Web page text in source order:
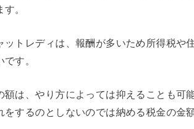
。
ットレディは、報酬が多いため所得税や
す。
額は、やり方によっては抑えることも可
をするのとしないのでは納める税金の金